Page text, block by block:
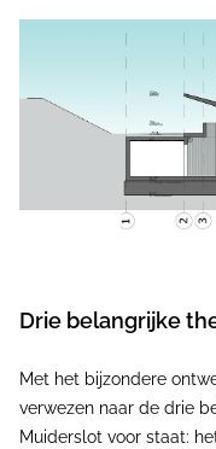
Drie belangrijke
Met het bijzondere
verwezen naar de drie
Muiderslot voor staat: